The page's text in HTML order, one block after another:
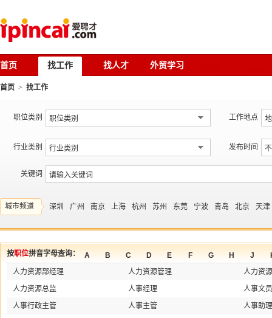
首页 找工作 找人才 外贸学习
首页 > 找工作
职位类别 工作地点
行业类别 发布时间
关键词
城市频道 深圳 广州 南京 上海 杭州 苏州 东莞 宁波 青岛 北京 天津
按职位拼音字母查询： A B C D E F G H J
人力资源部经理
人力资源管理
人力资
人力资源总监
人事经理
人事文员
人事行政主管
人事主管
人事助理